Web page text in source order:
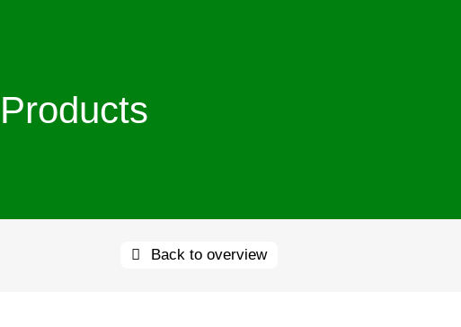
Products
Back to overview